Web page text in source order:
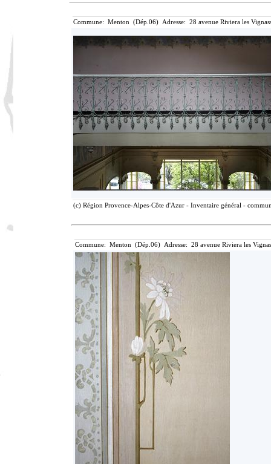
Commune: Menton (Dép.06) Adresse: 28 avenue Riviera les
(c) Région Provence-Alpes-Côte d'Azur - Inventaire général -
Commune: Menton (Dép.06) Adresse: 28 avenue Riviera les